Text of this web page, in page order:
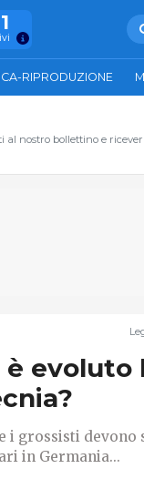
RIPRODUZIONE
al nostro bollettino e
è evoluto
i grossisti
in Germania...